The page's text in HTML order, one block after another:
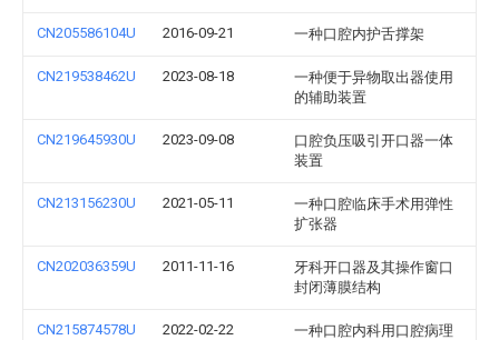
CN205586104U 2016-09-21 一种口腔内护舌撑架
CN219538462U 2023-08-18
一种便于异物取出器使用
的辅助装置
CN219645930U 2023-09-08
口腔负压吸引开口器一体
装置
CN213156230U 2021-05-11
一种口腔临床手术用弹性
扩张器
CN202036359U 2011-11-16
牙科开口器及其操作窗口
封闭薄膜结构
CN215874578U 2022-02-22
一种口腔内科用口腔病理